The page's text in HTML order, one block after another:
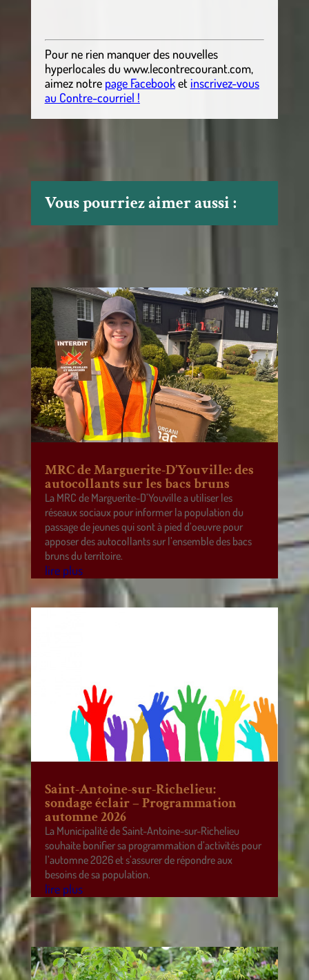
Pour ne rien manquer des nouvelles
hyperlocalesdu www.lecontrecourant.com,
aimez notre page Facebooket inscrivez-vous
au Contre-courriel !
Vous pourriez aimer aussi :
MRC de Marguerite-D’Youville: des
autocollants sur les bacs bruns
La MRC de Marguerite-D’Youville a utiliser les
réseaux sociaux pour informer la population du
passage de jeunes qui sont à pied d’oeuvre pour
apposer des autocollants sur l’ensemble des bacs
bruns du territoire.
lire plus
Saint-Antoine-sur-Richelieu:
sondage éclair – Programmation
automne 2026
La Municipalité de Saint-Antoine-sur-Richelieu
souhaite bonifier sa programmation d’activités pour
l’automne 2026 et s’assurer de répondre aux
besoins de sa population.
lire plus